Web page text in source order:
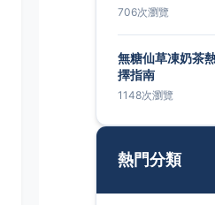
706次瀏覽
無糖仙草凍奶茶
擇指南
1148次瀏覽
熱門分類